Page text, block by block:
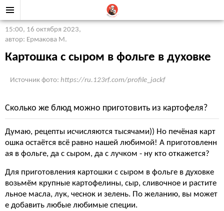
15:00, 16 октября 2023,
автор: Ермакова М.
Картошка с сыром в фольге в духовке
Источник фото: https://ru.123rf.com/profile_jackf
Сколько же блюд можно приготовить из картофеля?
Думаю, рецепты исчисляются тысячами)) Но печёная карт
ошка остаётся всё равно нашей любимой! А приготовленн
ая в фольге, да с сыром, да с лучком - ну кто откажется?
Для приготовления картошки с сыром в фольге в духовке
возьмём крупные картофелины, сыр, сливочное и растите
льное масла, лук, чеснок и зелень. По желанию, вы может
е добавить любые любимые специи.